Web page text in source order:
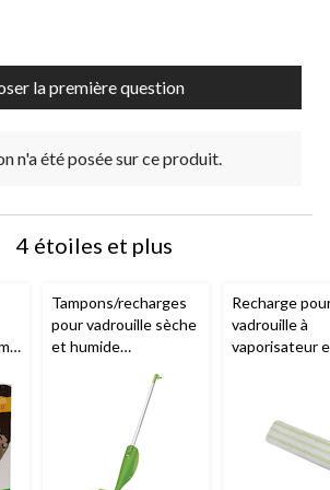
été posée sur ce produit.
la première question
n'a été posée sur ce produit.
4 étoiles et plus
Tampons/recharges
pour vadrouille sèche
et humide
, paq. 24
Recharge
vadrouille à
vaporisateur